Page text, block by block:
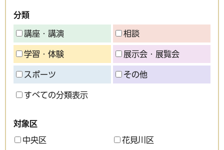
分類
講座・講演 相談
学習・体験 展示会・展覧会
スポーツ その他
すべての分類表示
対象区
中央区 花見川区